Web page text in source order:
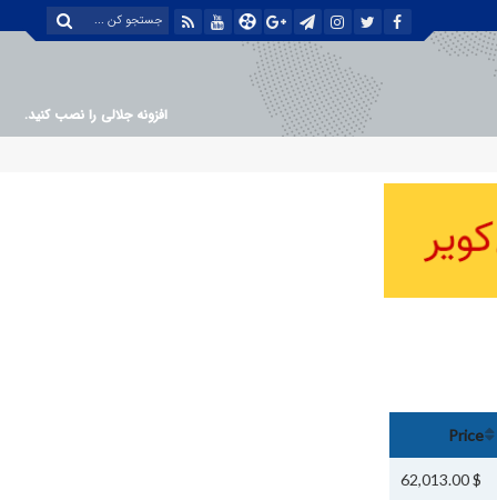
افزونه جلالی را نصب کنید.
Price
$ 62,013.00